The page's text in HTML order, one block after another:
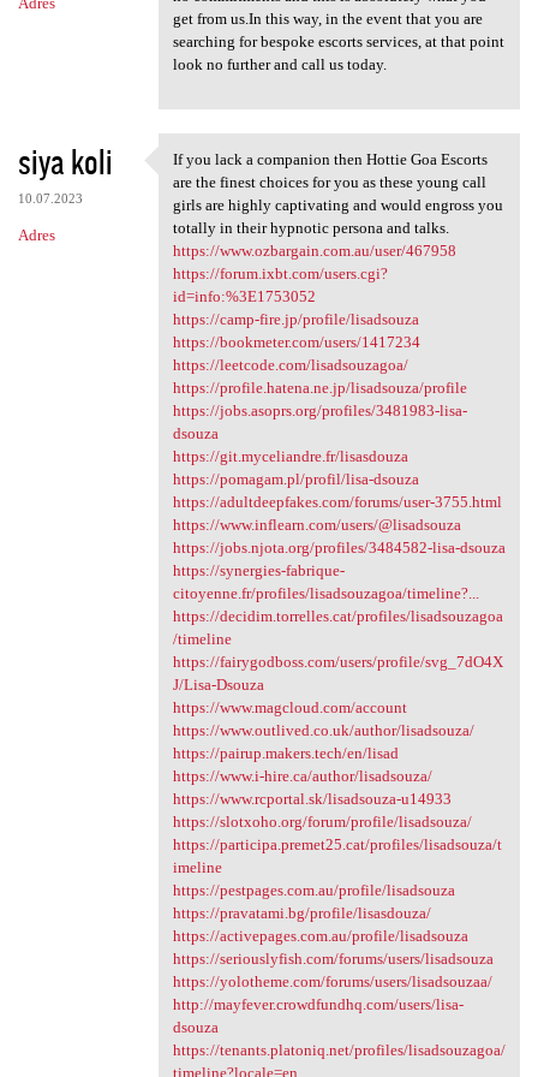
get from us.In this way, in the event that you are
searching for bespoke escorts services, at that point
look no further and call us today.
siya koli
10.07.2023
Adres
If you lack a companion then
If you lack a companion then Hottie Goa Escorts
are the finest choices for you as these young call
girls are highly captivating and would engross you
totally in their hypnotic persona and talks.
https://www.ozbargain.com.au/user/467958
https://forum.ixbt.com/users.cgi?
id=info:%3E1753052
https://camp-fire.jp/profile/lisadsouza
https://bookmeter.com/users/1417234
https://leetcode.com/lisadsouzagoa/
https://profile.hatena.ne.jp/lisadsouza/profile
https://jobs.asoprs.org/profiles/3481983-lisa-
dsouza
https://git.myceliandre.fr/lisasdouza
https://pomagam.pl/profil/lisa-dsouza
https://adultdeepfakes.com/forums/user-3755.html
https://www.inflearn.com/users/@lisadsouza
https://jobs.njota.org/profiles/3484582-lisa-dsouza
https://synergies-fabrique-
citoyenne.fr/profiles/lisadsouzagoa/timeline?...
https://decidim.torrelles.cat/profiles/lisadsouzagoa
/timeline
https://fairygodboss.com/users/profile/svg_7dO4X
J/Lisa-Dsouza
https://www.magcloud.com/account
https://www.outlived.co.uk/author/lisadsouza/
https://pairup.makers.tech/en/lisad
https://www.i-hire.ca/author/lisadsouza/
https://www.rcportal.sk/lisadsouza-u14933
https://slotxoho.org/forum/profile/lisadsouza/
https://participa.premet25.cat/profiles/lisadsouza/t
imeline
https://pestpages.com.au/profile/lisadsouza
https://pravatami.bg/profile/lisasdouza/
https://activepages.com.au/profile/lisadsouza
https://seriouslyfish.com/forums/users/lisadsouza
https://yolotheme.com/forums/users/lisadsouzaa/
http://mayfever.crowdfundhq.com/users/lisa-
dsouza
https://tenants.platoniq.net/profiles/lisadsouzagoa/
timeline?locale=en